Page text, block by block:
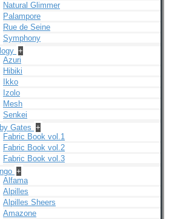
Natural Glimmer
Palampore
Rue de Seine
Symphony
+
Azuri
Hibiki
Ikko
Izolo
Mesh
Senkei
Gates +
Fabric Book vol.1
Fabric Book vol.2
Fabric Book vol.3
+
Alfama
Alpilles
Alpilles Sheers
Amazone